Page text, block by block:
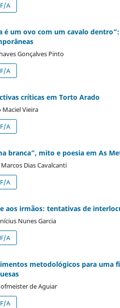
A
é um ovo com um cavalo
Gonçalves Pinto
A
críticas em Torto Arado
Maciel Vieira
A
branca”, mito e poesia em As
Dias Cavalcanti
A
aos irmãos: tentativas de
Nunes Garcia
A
metodológicos para uma
de Aguiar
A